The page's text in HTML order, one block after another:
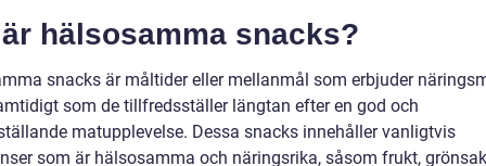
hälsosamma snacks?
snacks är måltider eller mellanmål som erbjuder
som de tillfredsställer längtan efter en god och
matupplevelse. Dessa snacks innehåller vanligtvis
som är hälsosamma och näringsrika, såsom frukt,